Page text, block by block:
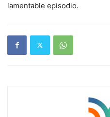
lamentable episodio.